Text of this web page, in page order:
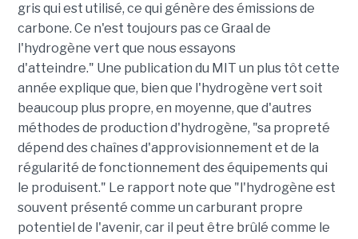
gris qui est utilisé, ce qui génère des émissions de
carbone. Ce n'est toujours pas ce Graal de
l'hydrogène vert que nous essayons
d'atteindre." Une publication du MIT un plus tôt cette
année explique que, bien que l'hydrogène vert soit
beaucoup plus propre, en moyenne, que d'autres
méthodes de production d'hydrogène, "sa propreté
dépend des chaînes d'approvisionnement et de la
régularité de fonctionnement des équipements qui
le produisent." Le rapport note que "l'hydrogène est
souvent présenté comme un carburant propre
potentiel de l'avenir, car il peut être brûlé comme le